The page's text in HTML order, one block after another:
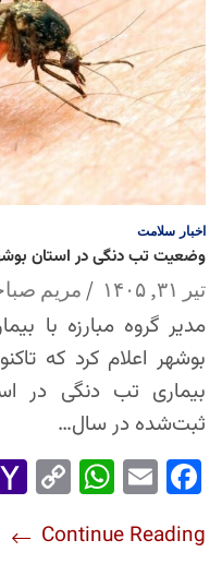
اخبار سلامت
وضعیت تب دنگی در استان
تیر ۳۱, ۱۴۰۵ مریم
مدیر گروه مبارزه با
بوشهر اعلام کرد که
بیماری تب دنگی در
ثبت‌شده در سال…
Fac
ok
Em
Wh
Ap
Co
Lin Continue Reading